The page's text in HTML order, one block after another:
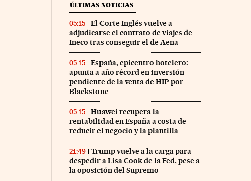
ÚLTIMAS NOTICIAS
05:15
El Corte Inglés vuelve a
adjudicarse el contrato de viajes de
Ineco tras conseguir el de Aena
05:15
España, epicentro hotelero:
apunta a año récord en inversión
pendiente de la venta de HIP por
Blackstone
05:15
Huawei recupera la
rentabilidad en España a costa de
reducir el negocio y la plantilla
21:49
Trump vuelve a la carga para
despedir a Lisa Cook de la Fed, pese a
la oposición del Supremo